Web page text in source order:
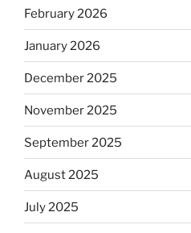
February 2026
January 2026
December 2025
November 2025
September 2025
August 2025
July 2025